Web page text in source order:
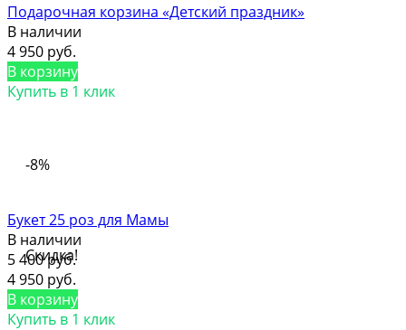
Подарочная корзина «Детский праздник»
В наличии
4 950 руб.
В корзину
Купить в 1 клик
-8%
Скидка!
Букет 25 роз для Мамы
В наличии
5 400 руб.
4 950 руб.
В корзину
Купить в 1 клик